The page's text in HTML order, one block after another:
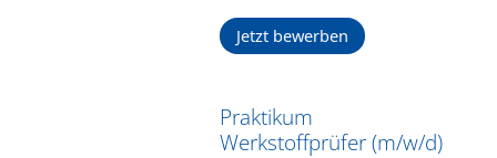
Jetzt bewerben
Praktikum
Werkstoffprüfer (m/w/d)